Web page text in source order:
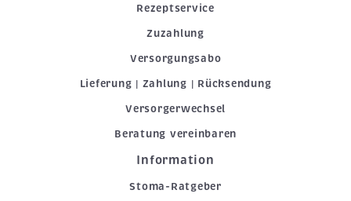
Rezeptservice
Zuzahlung
Versorgungsabo
Lieferung | Zahlung | Rücksendung
Versorgerwechsel
Beratung vereinbaren
Information
Stoma-Ratgeber